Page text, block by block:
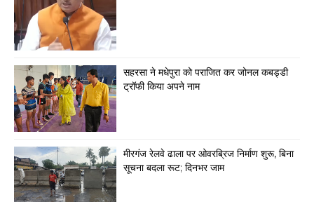
सहरसा ने मधेपुरा को पराजित कर जोनल कबड्डी
ट्रॉफी किया अपने नाम
मीरगंज रेलवे ढाला पर ओवरब्रिज निर्माण शुरू, बिना
सूचना बदला रूट; दिनभर जाम